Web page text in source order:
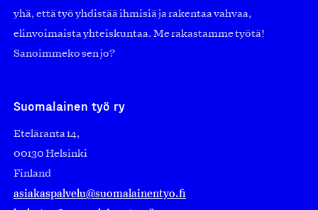
yhä, että työ yhdistää ihmisiä ja rakentaa vahvaa,
elinvoimaista yhteiskuntaa. Me rakastamme työtä!
Sanoimmeko sen jo?
Suomalainen työ ry
Eteläranta 14,
00130 Helsinki
Finland
asiakaspalvelu@suomalainentyo.fi